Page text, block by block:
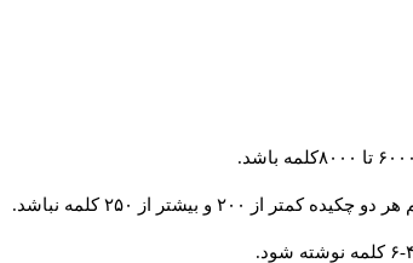
و بیشتر از ۲۵۰ کلمه نباشد.